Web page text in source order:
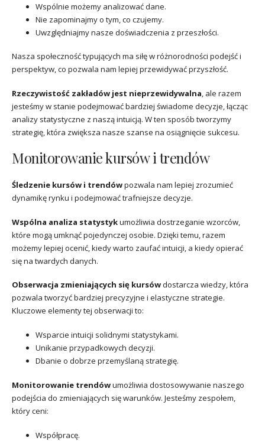
Wspólnie możemy analizować dane.
Nie zapominajmy o tym, co czujemy.
Uwzględniajmy nasze doświadczenia z przeszłości.
Nasza społeczność typujących ma siłę w różnorodności podejść i
perspektyw, co pozwala nam lepiej przewidywać przyszłość.
Rzeczywistość zakładów jest nieprzewidywalna, ale razem
jesteśmy w stanie podejmować bardziej świadome decyzje, łącząc
analizy statystyczne z naszą intuicją. W ten sposób tworzymy
strategię, która zwiększa nasze szanse na osiągnięcie sukcesu.
Monitorowanie kursów i trendów
Śledzenie kursów i trendówpozwala nam lepiej zrozumieć
dynamikę rynku i podejmować trafniejsze decyzje.
Wspólna analiza statystykumożliwia dostrzeganie wzorców,
które mogą umknąć pojedynczej osobie. Dzięki temu, razem
możemy lepiej ocenić, kiedy warto zaufać intuicji, a kiedy opierać
się na twardych danych.
Obserwacja zmieniających się kursówdostarcza wiedzy, która
pozwala tworzyć bardziej precyzyjne i elastyczne strategie.
Kluczowe elementy tej obserwacji to:
Wsparcie intuicji solidnymi statystykami.
Unikanie przypadkowych decyzji.
Dbanie o dobrze przemyślaną strategię.
Monitorowanie trendówumożliwia dostosowywanie naszego
podejścia do zmieniających się warunków. Jesteśmy zespołem,
który ceni:
Współpracę.